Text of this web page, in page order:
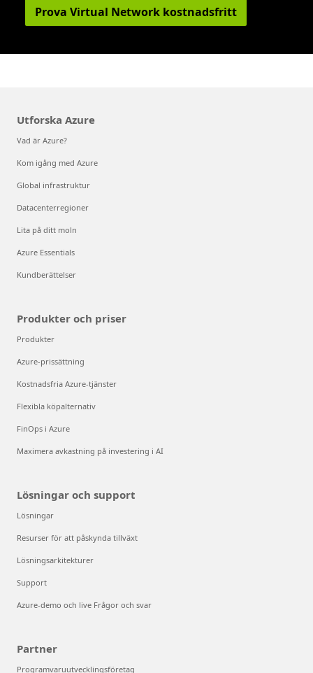
Prova Virtual Network kostnadsfritt
Utforska Azure
Vad är Azure?
Kom igång med Azure
Global infrastruktur
Datacenterregioner
Lita på ditt moln
Azure Essentials
Kundberättelser
Produkter och priser
Produkter
Azure-prissättning
Kostnadsfria Azure-tjänster
Flexibla köpalternativ
FinOps i Azure
Maximera avkastning på investering i AI
Lösningar och support
Lösningar
Resurser för att påskynda tillväxt
Lösningsarkitekturer
Support
Azure-demo och live Frågor och svar
Partner
Programvaruutvecklingsföretag